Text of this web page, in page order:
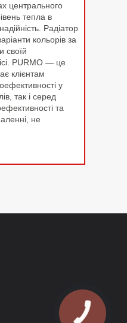
центрального
тепла в
Радіатор
кольорів за
своїй
PURMO — це
клієнтам
у
так і серед
та
не